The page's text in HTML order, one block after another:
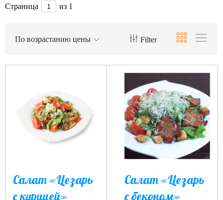
Страница из 1
Filter
По возрастанию цены
Салат «Цезарь
с курицей»
Салат «Цезарь
с беконом»